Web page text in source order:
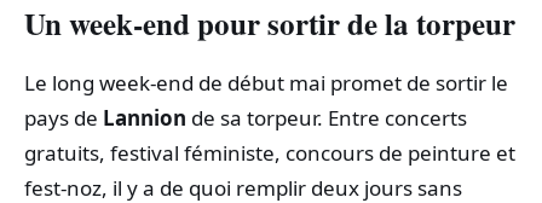
SCIENCES & TECH
Un week‑end pour sortir de la torpeur
Le long week‑end de début mai promet de sortir le
pays de Lannion de sa torpeur. Entre concerts
gratuits, festival féministe, concours de peinture et
fest‑noz, il y a de quoi remplir deux jours sans